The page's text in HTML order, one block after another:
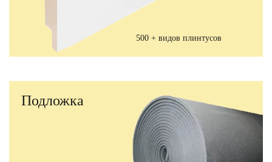
500 + видов плинтусов
Подложка